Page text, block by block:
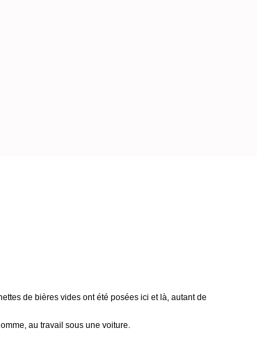
de bières vides ont été posées ici et là, autant de
au travail sous une voiture.